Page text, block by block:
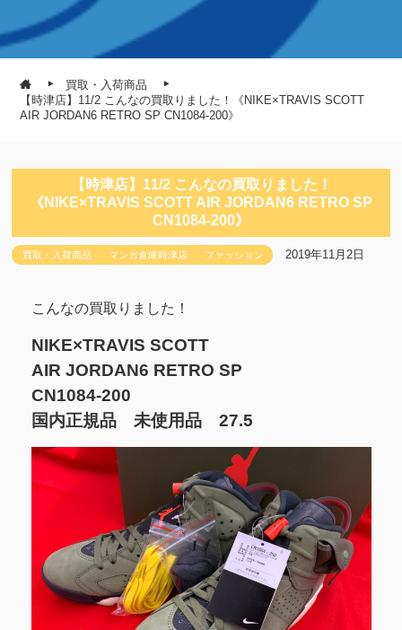
買取・入荷商品
【時津店】11/2 こんなの買取りました！《NIKE×TRAVIS SCOTT
AIR JORDAN6 RETRO SP CN1084-200》
【時津店】11/2 こんなの買取りました！
《NIKE×TRAVIS SCOTT AIR JORDAN6 RETRO SP
CN1084-200》
買取・入荷商品 マンガ倉庫時津店 ファッション 2019年11月2日
こんなの買取りました！
NIKE×TRAVIS SCOTT
AIR JORDAN6 RETRO SP
CN1084-200
国内正規品 未使用品 27.5